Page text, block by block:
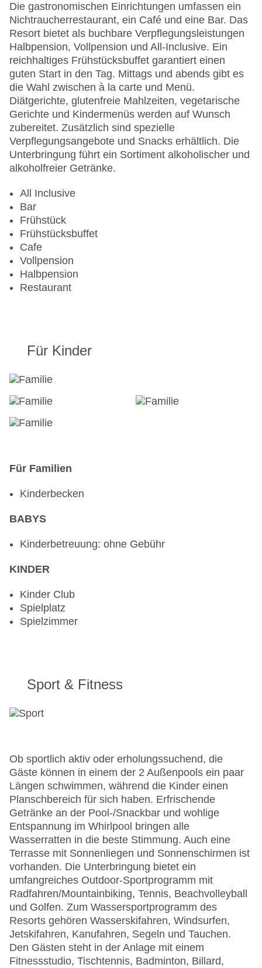
Lift
Minimarkt
Anzahl der Konferenzräume: 1
Anzahl der Aufzüge: 8
Zimmerservice: gegen Gebühr
Sonnenterrasse
Gesamtanzahl der Stockwerke: 4
Gesamtanzahl der Zimmer: 355
Pools:Kinderbecken, Outdoor Pool,
Sonnenschirme am Pool, Liegen am Pool,
Wasserrutsche: gegen Gebühr
Zahlungsarten: American Express, Mastercard,
Visa
Die gastronomischen Einrichtungen umfassen ein
Nichtraucherrestaurant, ein Café und eine Bar. Das
Resort bietet als buchbare Verpflegungsleistungen
Halbpension, Vollpension und All-Inclusive. Ein
reichhaltiges Frühstücksbuffet garantiert einen
guten Start in den Tag. Mittags und abends gibt es
die Wahl zwischen à la carte und Menü.
Diätgerichte, glutenfreie Mahlzeiten, vegetarische
Gerichte und Kindermenüs werden auf Wunsch
zubereitet. Zusätzlich sind spezielle
Verpflegungsangebote und Snacks erhältlich. Die
Unterbringung führt ein Sortiment alkoholischer und
alkoholfreier Getränke.
All Inclusive
Bar
Frühstück
Frühstücksbuffet
Cafe
Vollpension
Halbpension
Restaurant
Für Kinder
Für Familien
Kinderbecken
BABYS
Kinderbetreuung: ohne Gebühr
KINDER
Kinder Club
Spielplatz
Spielzimmer
Sport & Fitness
Ob sportlich aktiv oder erholungssuchend, die
Gäste können in einem der 2 Außenpools ein paar
Längen schwimmen, während die Kinder einen
Planschbereich für sich haben. Erfrischende
Getränke an der Pool-/Snackbar und wohlige
Entspannung im Whirlpool bringen alle
Wasserratten in die beste Stimmung. Auch eine
Terrasse mit Sonnenliegen und Sonnenschirmen ist
vorhanden. Die Unterbringung bietet ein
umfangreiches Outdoor-Sportprogramm mit
Radfahren/Mountainbiking, Tennis, Beachvolleyball
und Golfen. Zum Wassersportprogramm des
Resorts gehören Wasserskifahren, Windsurfen,
Jetskifahren, Kanufahren, Segeln und Tauchen.
Den Gästen steht in der Anlage mit einem
Fitnessstudio, Tischtennis, Badminton, Billard,